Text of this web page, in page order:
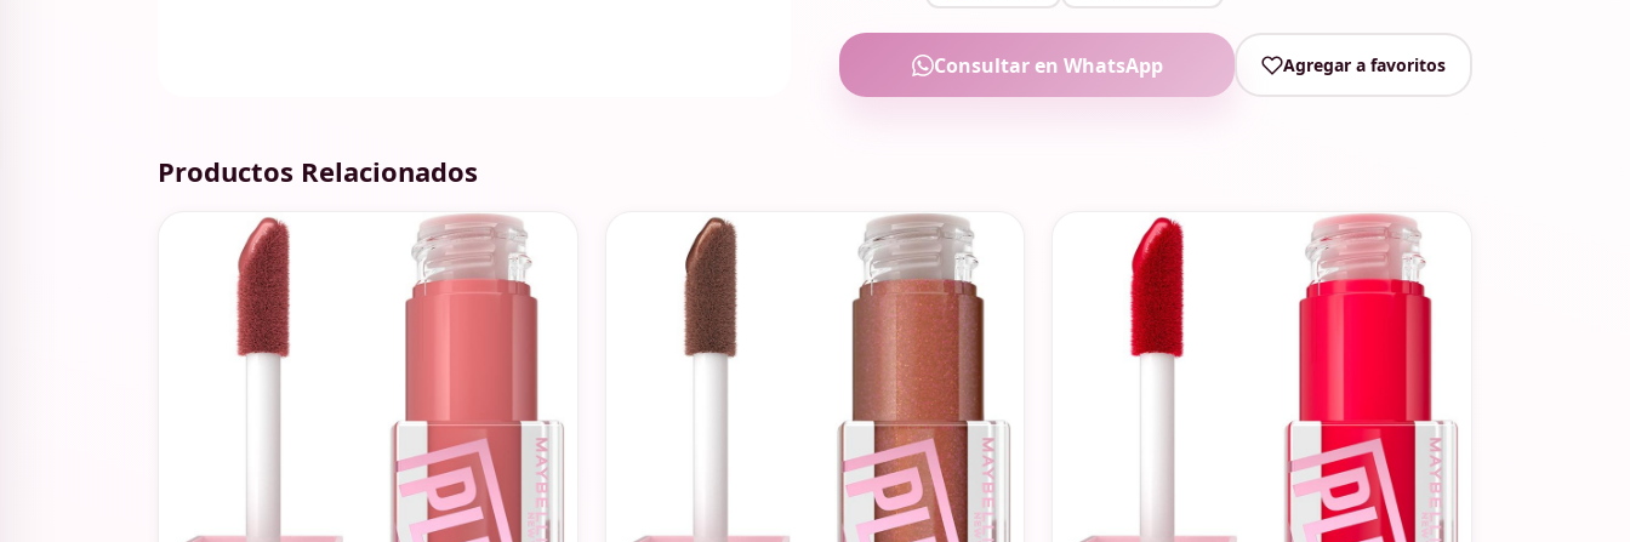
Consultar en WhatsApp Agregar a favoritos
Productos Relacionados